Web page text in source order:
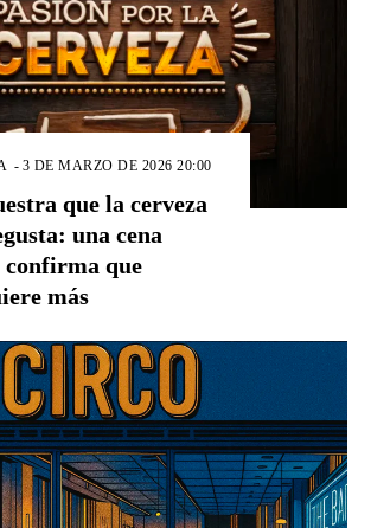
- 3 DE MARZO DE 2026 20:00
que la cerveza
una cena
que
más